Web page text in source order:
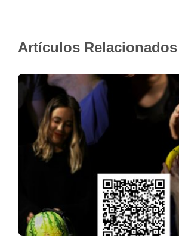
Artículos Relacionados